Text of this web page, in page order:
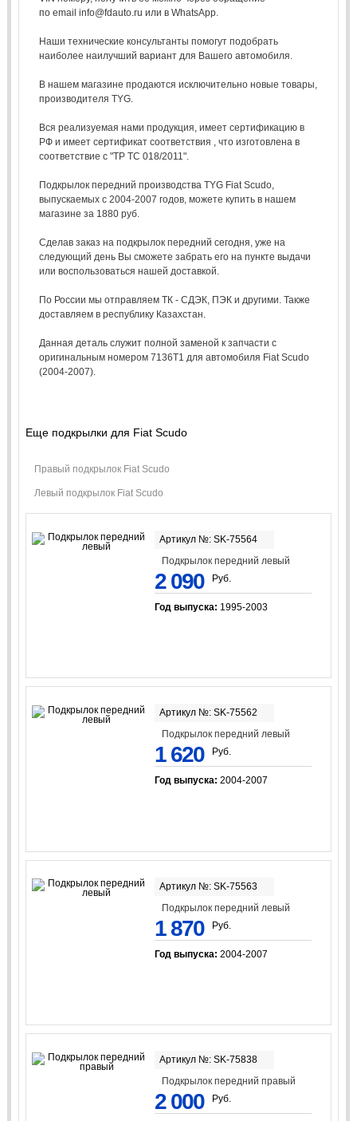
по email info@fdauto.ru или в WhatsApp.
Наши технические консультанты помогут подобрать
наиболее наилучший вариант для Вашего автомобиля.
В нашем магазине продаются исключительно новые товары,
производителя TYG.
Вся реализуемая нами продукция, имеет сертификацию в
РФ и имеет сертификат соответствия , что изготовлена в
соответствие с "ТР ТС 018/2011".
Подкрылок передний производства TYG Fiat Scudo,
выпускаемых с 2004-2007 годов, можете купить в нашем
магазине за 1880 руб.
Сделав заказ на подкрылок передний сегодня, уже на
следующий день Вы сможете забрать его на пункте выдачи
или воспользоваться нашей доставкой.
По России мы отправляем ТК - СДЭК, ПЭК и другими. Также
доставляем в республику Казахстан.
Данная деталь служит полной заменой к запчасти с
оригинальным номером 7136T1 для автомобиля Fiat Scudo
(2004-2007).
Еще подкрылки для Fiat Scudo
Правый подкрылок Fiat Scudo
Левый подкрылок Fiat Scudo
Артикул №: SK-75564
Подкрылок передний левый
2 090 Руб.
Год выпуска: 1995-2003
Артикул №: SK-75562
Подкрылок передний левый
1 620 Руб.
Год выпуска: 2004-2007
Артикул №: SK-75563
Подкрылок передний левый
1 870 Руб.
Год выпуска: 2004-2007
Артикул №: SK-75838
Подкрылок передний правый
2 000 Руб.